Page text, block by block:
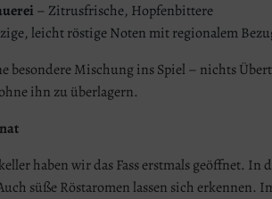
– Zitrusfrische, Hopfenbittere
leicht röstige Noten mit regionalem
besondere Mischung ins Spiel – nichts
ihn zu überlagern.
haben wir das Fass erstmals geöffnet. In
süße Röstaromen lassen sich erkennen.